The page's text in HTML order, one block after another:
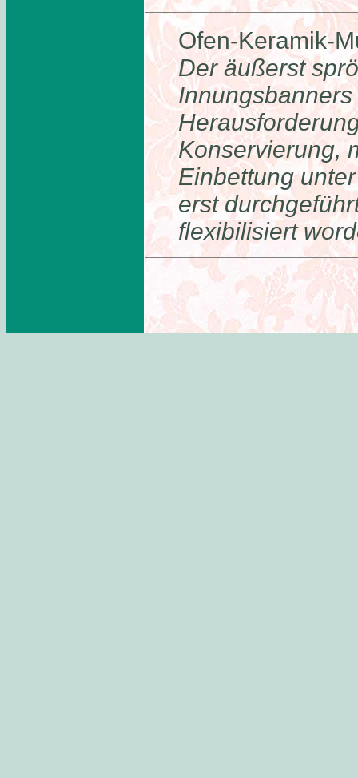
Ofen-Keramik-
Der äußerst
Konservierung,
Einbettung
erst
flexibilisiert